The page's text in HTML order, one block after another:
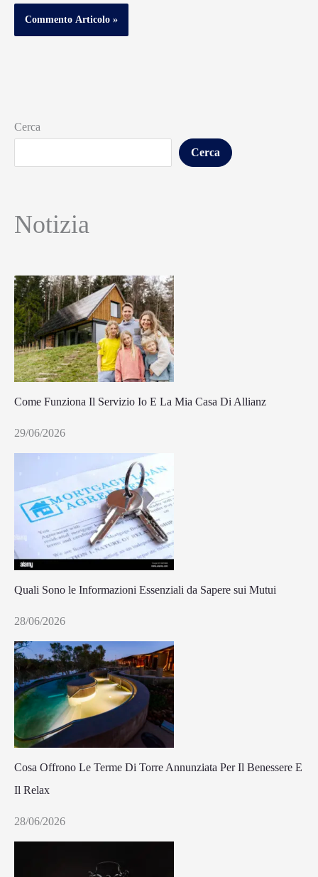
Cerca
Cerca
Notizia
Come Funziona Il Servizio Io E La Mia Casa Di Allianz
29/06/2026
Quali Sono le Informazioni Essenziali da Sapere sui Mutui
28/06/2026
Cosa Offrono Le Terme Di Torre Annunziata Per Il Benessere E
Il Relax
28/06/2026